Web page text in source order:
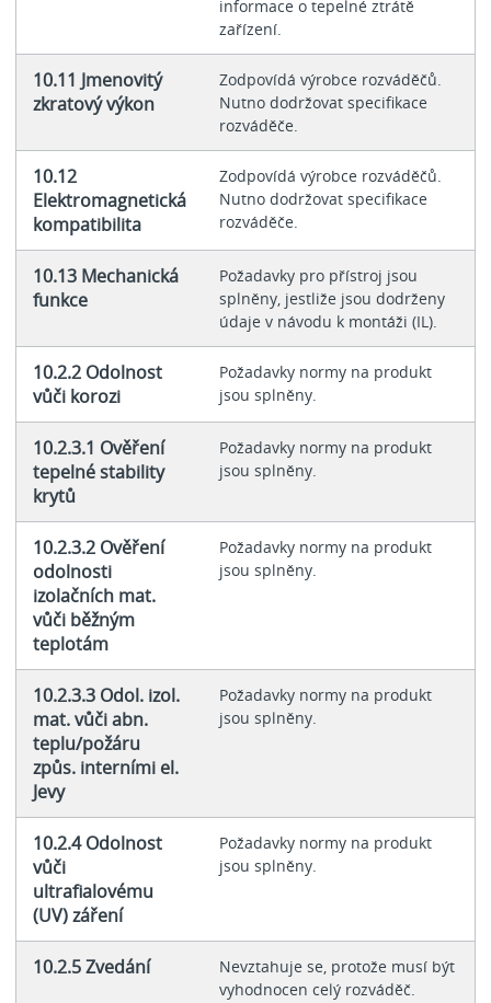
informace o tepelné ztrátě
zařízení.
10.11 Jmenovitý
zkratový výkon
Zodpovídá výrobce rozváděčů.
Nutno dodržovat specifikace
rozváděče.
10.12
Elektromagnetická
kompatibilita
Zodpovídá výrobce rozváděčů.
Nutno dodržovat specifikace
rozváděče.
10.13 Mechanická
funkce
Požadavky pro přístroj jsou
splněny, jestliže jsou dodrženy
údaje v návodu k montáži (IL).
10.2.2 Odolnost
vůči korozi
Požadavky normy na produkt
jsou splněny.
10.2.3.1 Ověření
tepelné stability
krytů
Požadavky normy na produkt
jsou splněny.
10.2.3.2 Ověření
odolnosti
izolačních mat.
vůči běžným
teplotám
Požadavky normy na produkt
jsou splněny.
10.2.3.3 Odol. izol.
mat. vůči abn.
teplu/požáru
způs. interními el.
Jevy
Požadavky normy na produkt
jsou splněny.
10.2.4 Odolnost
vůči
ultrafialovému
(UV) záření
Požadavky normy na produkt
jsou splněny.
10.2.5 Zvedání
Nevztahuje se, protože musí být
vyhodnocen celý rozváděč.